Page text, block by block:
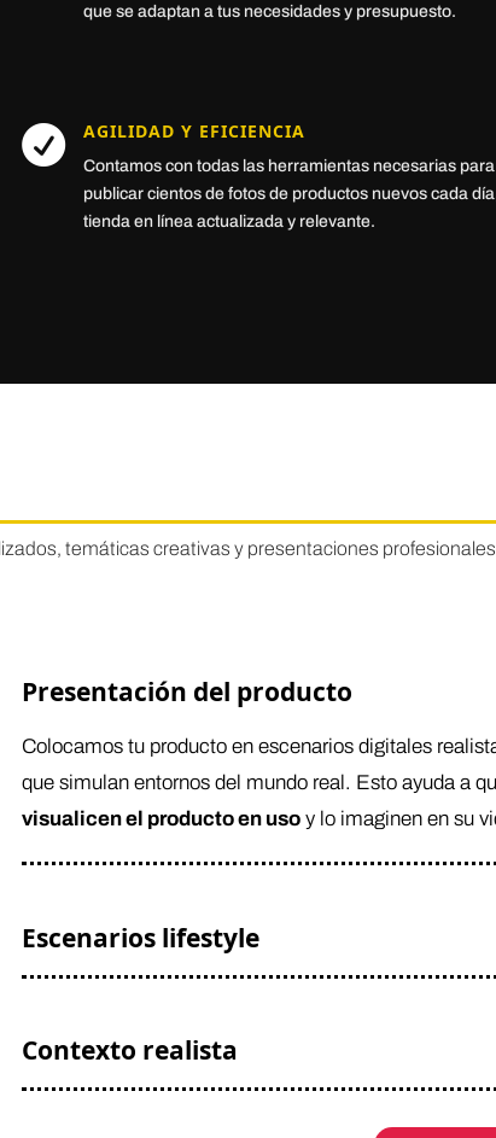
que se adaptan a tus necesidades y presupuesto.
 AGILIDAD Y EFICIENCIA
Contamos con todas las herramientas necesarias
publicar cientos de fotos de productos nuevos cada
tienda en línea actualizada y relevante.
temáticas creativas y presentaciones
Presentación del producto
Colocamos tu producto en escenarios digitales
que simulan entornos del mundo real. Esto ayuda a
visualicen el producto en usoy lo imaginen en su
Escenarios lifestyle
Contexto realista